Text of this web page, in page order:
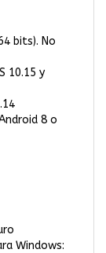
bits). No
10.15 y
8 o
Windows: